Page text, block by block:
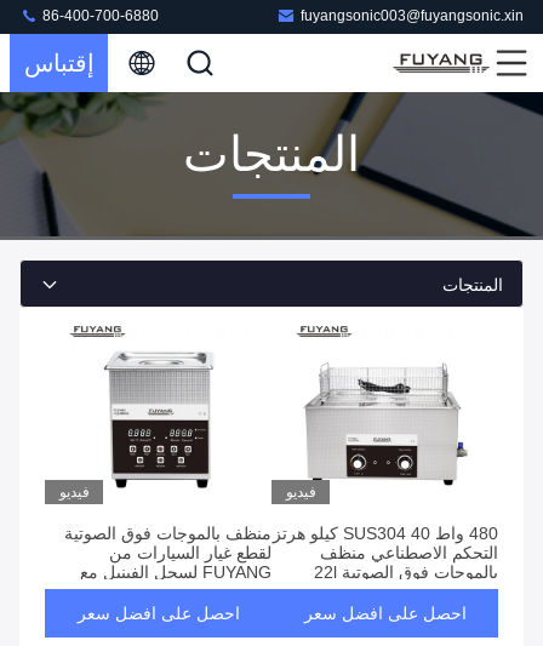
fuyangsonic003@fuyangsonic.xin
86-400-700-6880
إقتباس
المنتجات
المنتجات
فيديو
480 واط SUS304 40 كيلو هرتز
التحكم الاصطناعي منظف
بالموجات فوق الصوتية 22l
المادية للأداة الطبية
احصل على افضل سعر
فيديو
منظف ​​بالموجات فوق الصوتية
لقطع غيار السيارات من
FUYANG لسجل الفينيل مع
سخان بسلة 150 وات
احصل على افضل سعر